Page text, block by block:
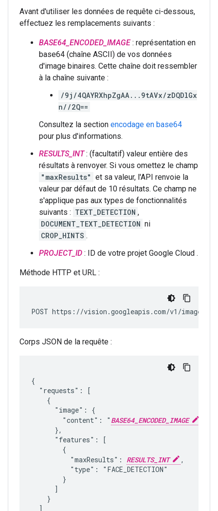
Avant d'utiliser les données de requête ci-dessous,
effectuez les remplacements suivants :
BASE64_ENCODED_IMAGE: représentation en
base64 (chaîne ASCII) de vos données
d'image binaires. Cette chaîne doit ressembler
à la chaîne suivante :
/9j/4QAYRXhpZgAA...9tAVx/zDQDlGx
n//2Q==
Consultez la section encodage en base64
pour plus d'informations.
RESULTS_INT: (facultatif) valeur entière des
résultats à renvoyer. Si vous omettez le champ
"maxResults" et sa valeur, l'API renvoie la
valeur par défaut de 10 résultats. Ce champ ne
s'applique pas aux types de fonctionnalités
suivants : TEXT_DETECTION ,
DOCUMENT_TEXT_DETECTION ni
CROP_HINTS .
PROJECT_ID : ID de votre projet Google Cloud .
Méthode HTTP et URL :
POST https://vision.googleapis.com/v1/
Corps JSON de la requête :
{
  "requests": [
    {
      "image": {
        "content": "
BASE64_ENCODED_IMAGE
      },
      "features": [
        {
          "maxResults":
RESULTS_INT
,
          "type": "FACE_DETECTION"
        }
      ]
    }
  ]